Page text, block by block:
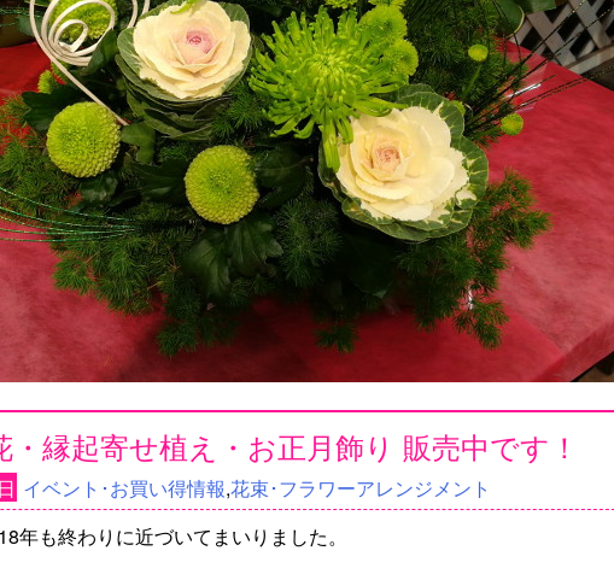
・縁起寄せ植え・お正月飾り 販売中です！
イベント･お買い得情報,花束･フラワーアレンジメント
年も終わりに近づいてまいりました。